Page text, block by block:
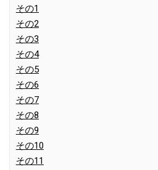
その1
その2
その3
その4
その5
その6
その7
その8
その9
その10
その11